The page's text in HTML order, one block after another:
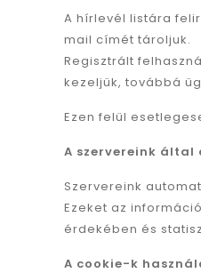
A hírlevél listára
mail címét tároljuk.
Regisztrált
kezeljük, továbbá
Ezen felül
A szervereink
Szervereink
Ezeket az
érdekében és
A cookie-k